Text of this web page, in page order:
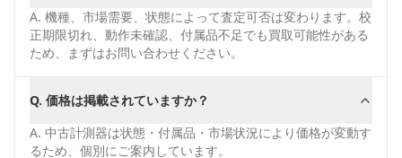
A. 機種、市場需要、状態によって査定可否は変わります。校
正期限切れ、動作未確認、付属品不足でも買取可能性がある
ため、まずはお問い合わせください。
Q. 価格は掲載されていますか？
A. 中古計測器は状態・付属品・市場状況により価格が変動す
るため、個別にご案内しています。